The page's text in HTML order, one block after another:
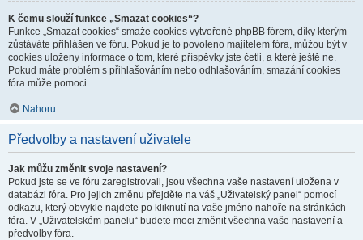
K čemu slouží funkce „Smazat cookies“?
Funkce „Smazat cookies“ smaže cookies vytvořené phpBB fórem, díky kterým
zůstáváte přihlášen ve fóru. Pokud je to povoleno majitelem fóra, můžou být v
cookies uloženy informace o tom, které příspěvky jste četli, a které ještě ne.
Pokud máte problém s přihlašováním nebo odhlašováním, smazání cookies
fóra může pomoci.
Nahoru
Předvolby a nastavení uživatele
Jak můžu změnit svoje nastavení?
Pokud jste se ve fóru zaregistrovali, jsou všechna vaše nastavení uložena v
databázi fóra. Pro jejich změnu přejděte na váš „Uživatelský panel“ pomocí
odkazu, který obvykle najdete po kliknutí na vaše jméno nahoře na stránkách
fóra. V „Uživatelském panelu“ budete moci změnit všechna vaše nastavení a
předvolby fóra.